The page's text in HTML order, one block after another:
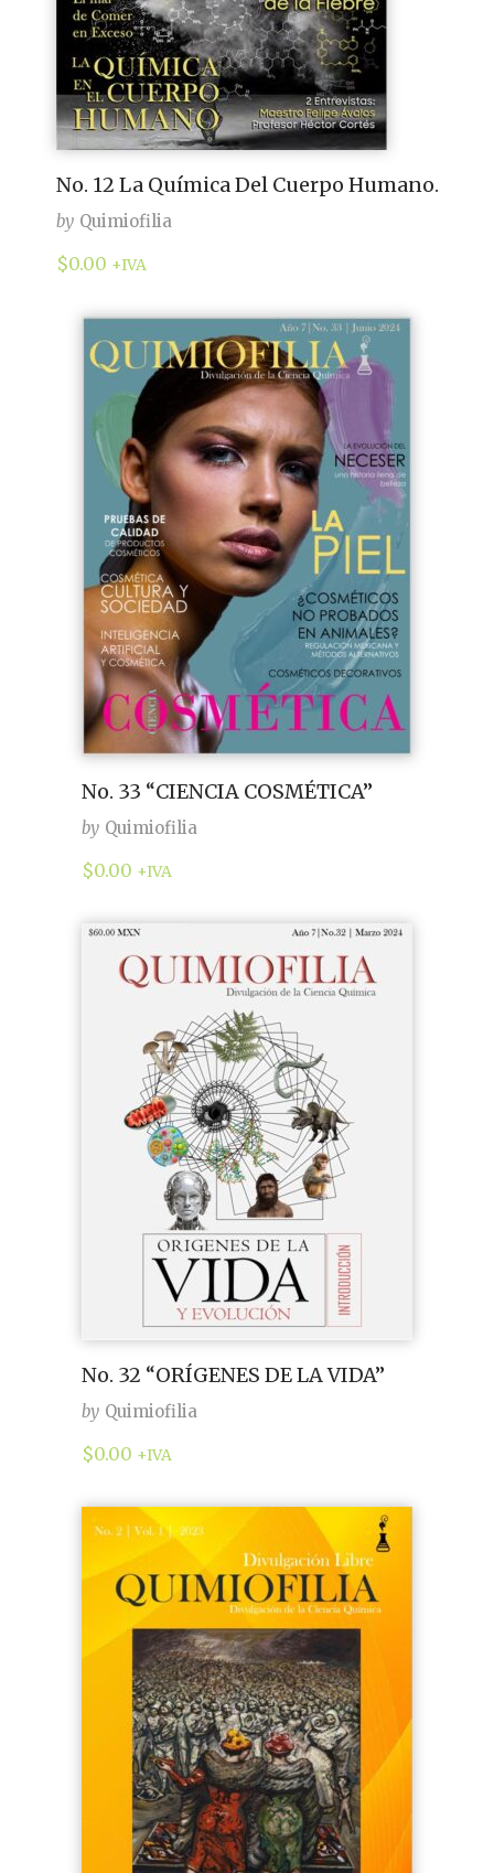
No. 12 La Química Del Cuerpo Humano.
by Quimiofilia
$0.00 +IVA
No. 33 “CIENCIA COSMÉTICA”
by Quimiofilia
$0.00 +IVA
No. 32 “ORÍGENES DE LA VIDA”
by Quimiofilia
$0.00 +IVA